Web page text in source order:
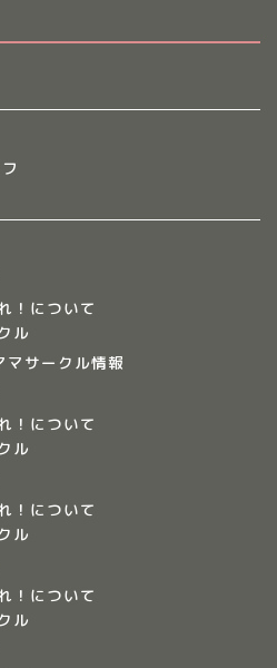
！について
ル
マサークル情報
！について
ル
！について
ル
！について
ル集まれ！について